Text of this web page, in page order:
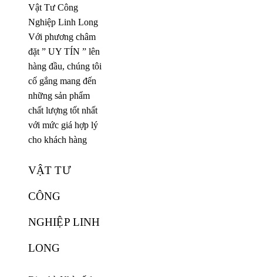
Vật Tư Công
Nghiệp Linh Long
Với phương châm
đặt ” UY TÍN ” lên
hàng đầu, chúng tôi
cố gắng mang đến
những sản phẩm
chất lượng tốt nhất
với mức giá hợp lý
cho khách hàng
VẬT TƯ
CÔNG
NGHIỆP LINH
LONG